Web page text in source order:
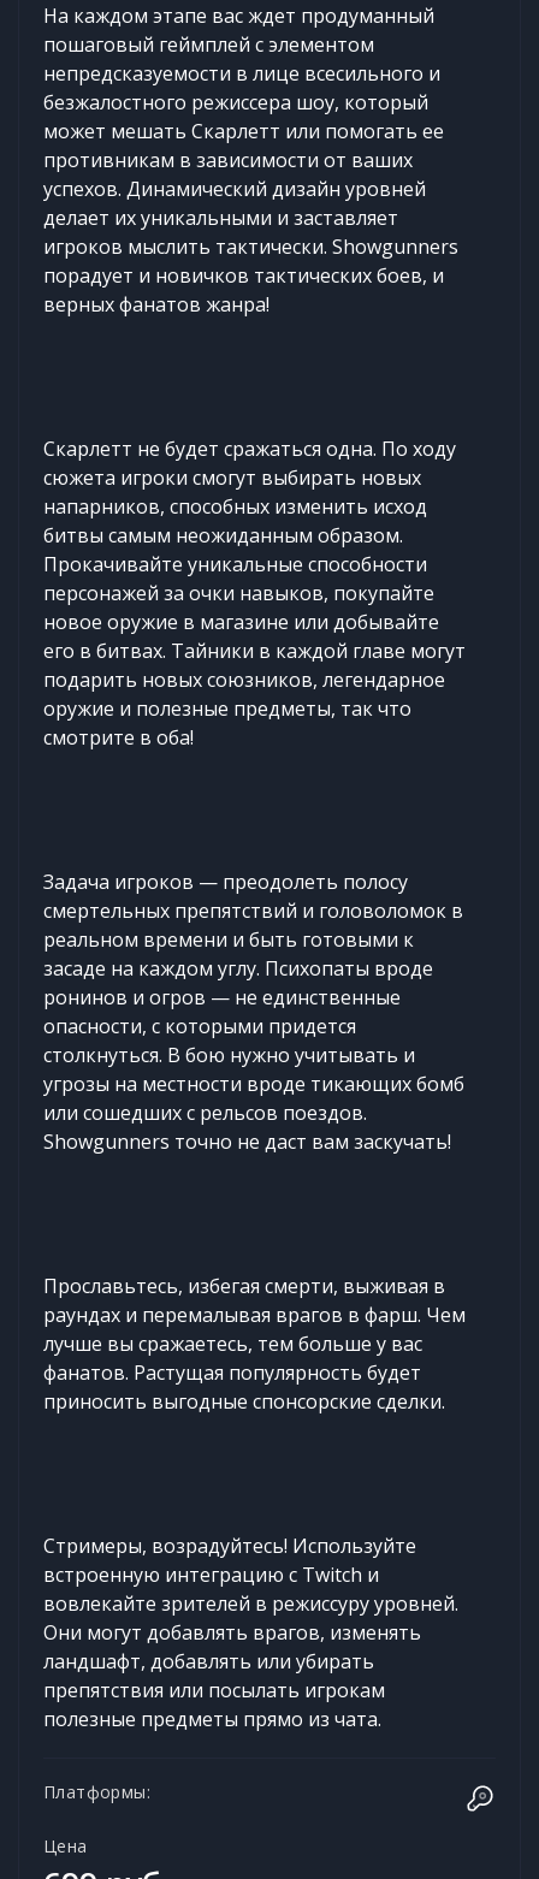
На каждом этапе вас ждет продуманный
пошаговый геймплей с элементом
непредсказуемости в лице всесильного и
безжалостного режиссера шоу, который
может мешать Скарлетт или помогать ее
противникам в зависимости от ваших
успехов. Динамический дизайн уровней
делает их уникальными и заставляет
игроков мыслить тактически. Showgunners
порадует и новичков тактических боев, и
верных фанатов жанра!
Скарлетт не будет сражаться одна. По ходу
сюжета игроки смогут выбирать новых
напарников, способных изменить исход
битвы самым неожиданным образом.
Прокачивайте уникальные способности
персонажей за очки навыков, покупайте
новое оружие в магазине или добывайте
его в битвах. Тайники в каждой главе могут
подарить новых союзников, легендарное
оружие и полезные предметы, так что
смотрите в оба!
Задача игроков — преодолеть полосу
смертельных препятствий и головоломок в
реальном времени и быть готовыми к
засаде на каждом углу. Психопаты вроде
ронинов и огров — не единственные
опасности, с которыми придется
столкнуться. В бою нужно учитывать и
угрозы на местности вроде тикающих бомб
или сошедших с рельсов поездов.
Showgunners точно не даст вам заскучать!
Прославьтесь, избегая смерти, выживая в
раундах и перемалывая врагов в фарш. Чем
лучше вы сражаетесь, тем больше у вас
фанатов. Растущая популярность будет
приносить выгодные спонсорские сделки.
Стримеры, возрадуйтесь! Используйте
встроенную интеграцию с Twitch и
вовлекайте зрителей в режиссуру уровней.
Они могут добавлять врагов, изменять
ландшафт, добавлять или убирать
препятствия или посылать игрокам
полезные предметы прямо из чата.
Платформы:
Цена